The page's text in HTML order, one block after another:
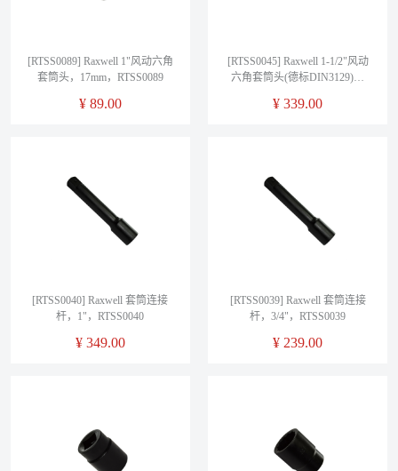
[RTSS0089] Raxwell 1"风动六角
套筒头，17mm，RTSS0089
¥ 89.00
[RTSS0045] Raxwell 1-1/2"风动
六角套筒头(德标DIN3129)，
¥339.00
[RTSS0040] Raxwell 套筒连接
杆，1"，RTSS0040
¥ 349.00
[RTSS0039] Raxwell 套筒连接
杆，3/4"，RTSS0039
¥ 239.00